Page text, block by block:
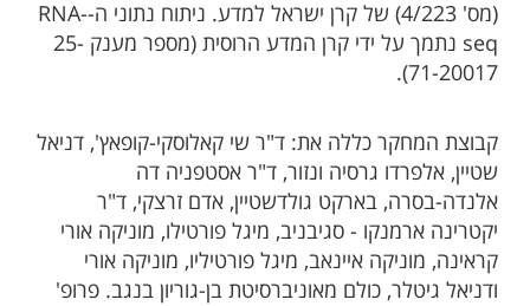
(מס' 4/223) של קרן ישראל למדע. ניתוח נתוני ה-RNA-
seq נתמך על ידי קרן המדע הרוסית (מספר מענק 25-
71-20017).
קבוצת המחקר כללה את: ד"ר שי קאלוסקי-קופאץ', דניאל
שטיין, אלפרדו גרסיה ונזור, ד"ר אסטפניה דה
אלנדה-בסרה, בארקט גולדשטיין, אדם זרצקי, ד"ר
יקטרינה ארמנקו - סגיבניב, מיגל פורטילו, מוניקה אורי
קראינה, מוניקה איינאב, מיגל פורטיליו, מוניקה אורי
ודניאל גיטלר, כולם מאוניברסיטת בן-גוריון בנגב. פרופ'